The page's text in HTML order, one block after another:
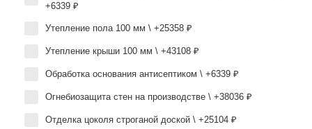
+6339 ₽
Утепление пола 100 мм \ +25358 ₽
Утепление крыши 100 мм \ +43108 ₽
Обработка основания антисептиком \ +6339 ₽
Огнебиозащита стен на производстве \ +38036 ₽
Отделка цоколя строганой доской \ +25104 ₽